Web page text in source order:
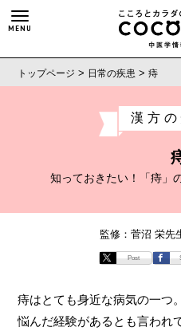
MENU
トップページ > 日常の疾患 >痔
漢方
知っておきたい！「痔」
監修：菅沼 栄先
Post
痔はとても身近な病気の一つ
悩んだ経験があるとも言われ